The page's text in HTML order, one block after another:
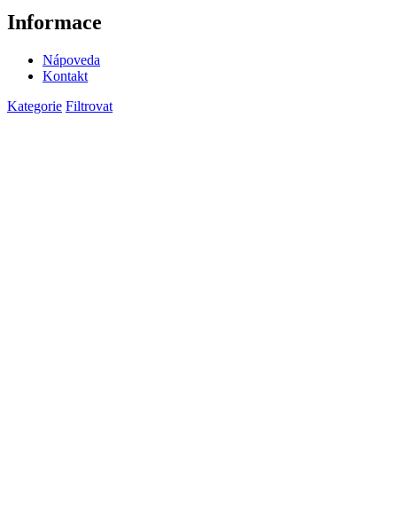
Informace
Nápoveda
Kontakt
Kategorie Filtrovat